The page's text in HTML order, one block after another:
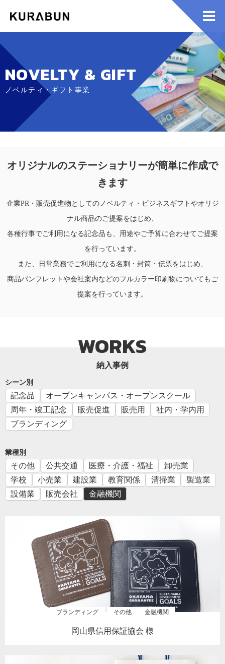
NOVELTY & GIFT
ノベルティ・ギフト事業
オリジナルのステーショナリーが簡単に作成で
きます
企業PR・販売促進物としてのノベルティ・ビジネスギフトやオリジ
ナル商品のご提案をはじめ、
各種行事でご利用になる記念品も、用途やご予算に合わせてご提案
を行っています。
また、日常業務でご利用になる名刺・封筒・伝票をはじめ、
商品パンフレットや会社案内などのフルカラー印刷物についてもご
提案を行っています。
WORKS
納入事例
シーン別
記念品
オープンキャンパス・オープンスクール
周年・竣工記念
販売促進 販売用
社内・学内用
ブランディング
業種別
その他 公共交通 医療・介護・福祉
卸売業
学校
小売業 建設業 教育関係 清掃業
製造業
設備業
販売会社 金融機関
ブランディング その他 金融機関
岡山県信用保証協会 様